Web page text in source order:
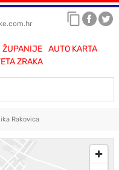
ŽUPANIJE
AUTO KARTA
ZRAKA
Rakovica